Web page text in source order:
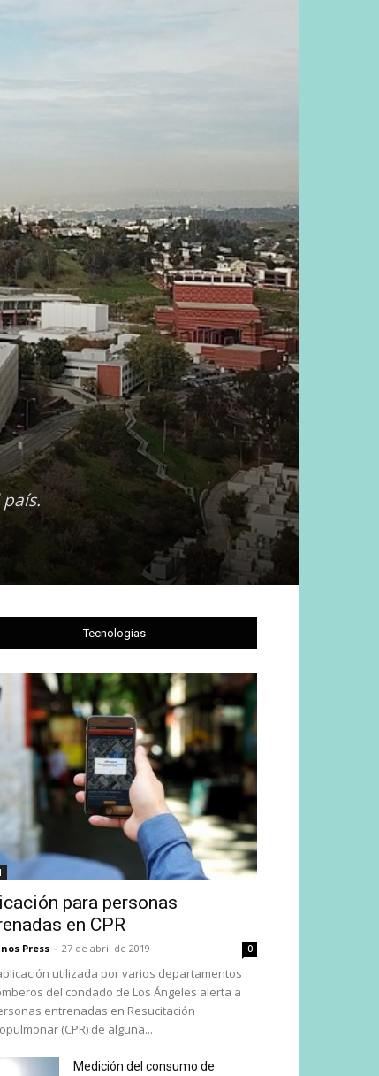
Tecnologias
para personas
en CPR
Press - 27 de abril de 2019 0
utilizada por varios departamentos
del condado de Los Ángeles alerta a
entrenadas en Resucitación
(CPR) de alguna...
Medición del consumo de